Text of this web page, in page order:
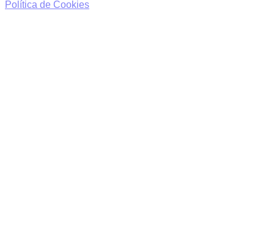
Política de Cookies